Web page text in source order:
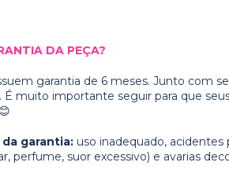
DA PEÇA?
garantia de 6 meses. Junto com
É muito importante seguir para que
garantia: uso inadequado,
perfume, suor excessivo) e avarias